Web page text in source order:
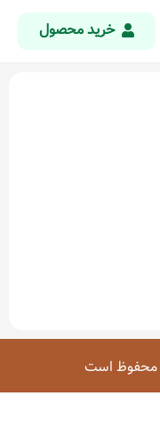
خرید محصول
محفوظ است